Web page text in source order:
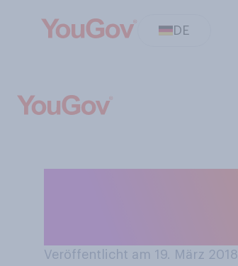
DE
Veröffentlicht am 19. März 2018